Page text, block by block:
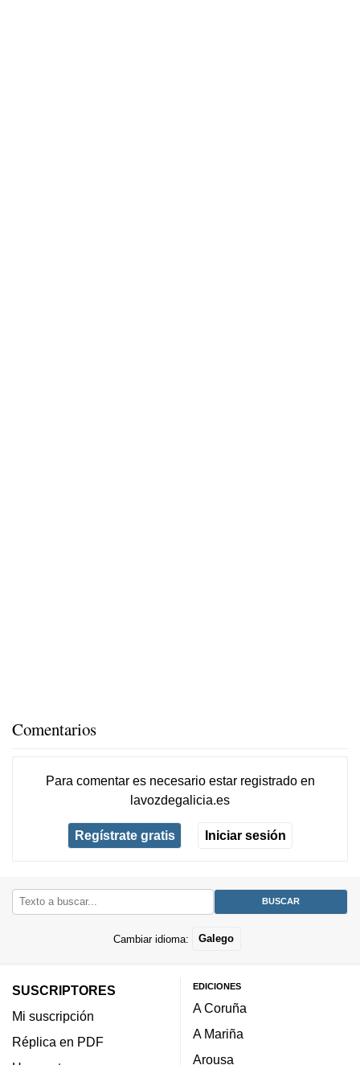
Comentarios
Para comentar es necesario estar registradoen
lavozdegalicia.es
Regístrate gratis Iniciar sesión
Cambiar idioma: Galego
SUSCRIPTORES
Mi suscripción
Réplica en PDF
EDICIONES
A Coruña
A Mariña
Arousa